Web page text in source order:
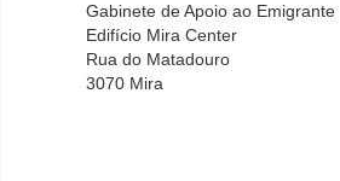
Gabinete de Apoio ao Emigrante
Edifício Mira Center
Rua do Matadouro
3070 Mira